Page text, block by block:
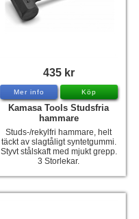
435 kr
Mer info Köp
Kamasa Tools Studsfria
hammare
Studs-/rekylfri hammare, helt
täckt av slagtåligt syntetgummi.
Styvt stålskaft med mjukt grepp.
3 Storlekar.